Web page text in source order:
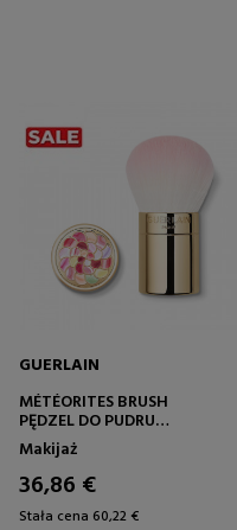
GUERLAIN
MÉTÉORITES BRUSH
PĘDZEL DO PUDRU
BRĄZUJĄCEGO
Makijaż
36,86 €
Stała cena 60,22 €